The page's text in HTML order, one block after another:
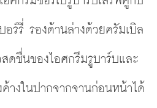
อร์รี่ รองด้านล่างด้วยครัมเบิล
ดชื่นของไอศกรีมรูบาร์บและ
างในปากจากจานก่อนหน้าได้